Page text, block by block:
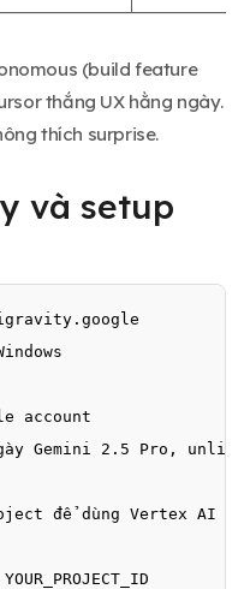
(build feature
thắng UX hằng ngày.
thích surprise.
và setup
account
Gemini 2.5 Pro,
để dùng Vertex AI